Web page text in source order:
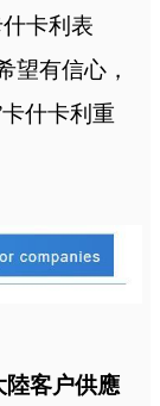
卡利表
望有信心，
什卡利重
陸客户供應